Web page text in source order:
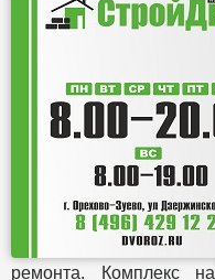
ремонта. Комплекс на